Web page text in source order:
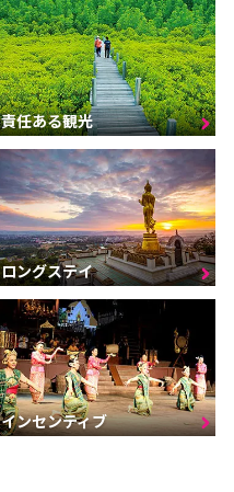
責任ある観光
ロングステイ
インセンティブ